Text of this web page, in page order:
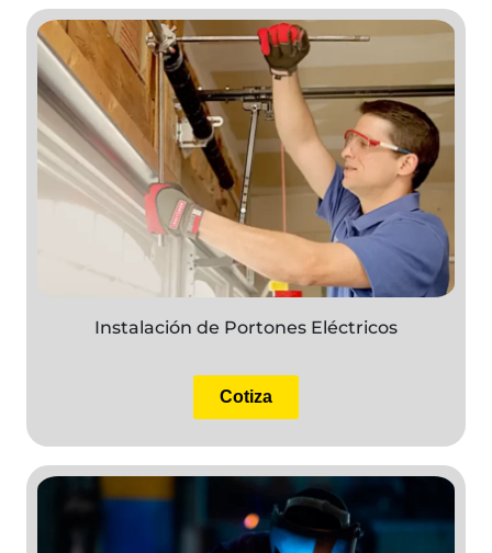
Instalación de Portones Eléctricos
Cotiza